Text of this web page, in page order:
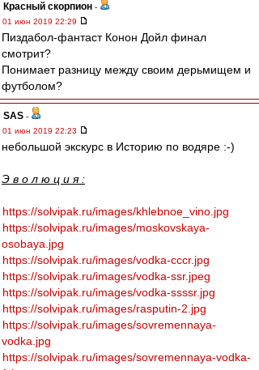
Красный скорпион -
01 июн 2019 22:29
Пиздабол-фантаст Конон Дойл финал
смотрит?
Понимает разницу между своим дерьмищем и
футболом?
SAS -
01 июн 2019 22:23
небольшой экскурс в Историю по водяре :-)
Э в о л ю ц и я :
https://solvipak.ru/images/khlebnoe_vino.jpg
https://solvipak.ru/images/moskovskaya-
osobaya.jpg
https://solvipak.ru/images/vodka-cccr.jpg
https://solvipak.ru/images/vodka-ssr.jpeg
https://solvipak.ru/images/vodka-ssssr.jpg
https://solvipak.ru/images/rasputin-2.jpg
https://solvipak.ru/images/sovremennaya-
vodka.jpg
https://solvipak.ru/images/sovremennaya-vodka-